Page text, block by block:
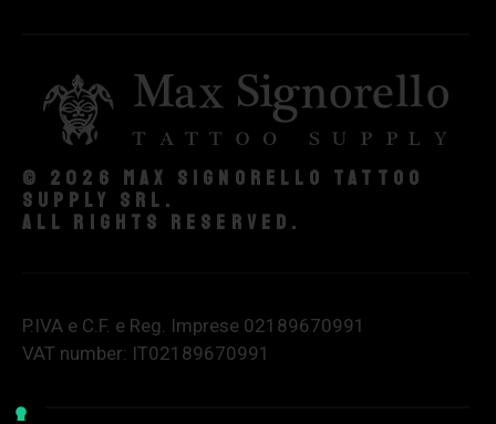
© 2026 Max Signorello Tattoo
supply srl.
All rights reserved.
P.IVA e C.F. e Reg. Imprese 02189670991
VAT number: IT02189670991